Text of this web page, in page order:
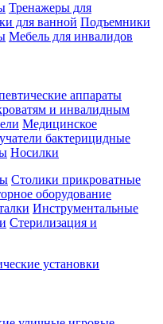
Тренажеры для
для ванной Подъемники
Мебель для инвалидов
аппараты
и инвалидным
Медицинское
бактерицидные
Носилки
Столики прикроватные
оборудование
Инструментальные
Стерилизация и
установки